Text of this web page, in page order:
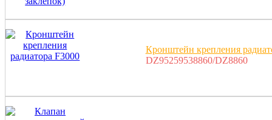
Кронштейн крепления
DZ95259538860/DZ8860